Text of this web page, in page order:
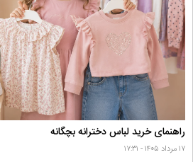
راهنمای خرید لباس دخترانه بچگانه
۱۷ مرداد ۱۴۰۵ - ۱۷:۳۱